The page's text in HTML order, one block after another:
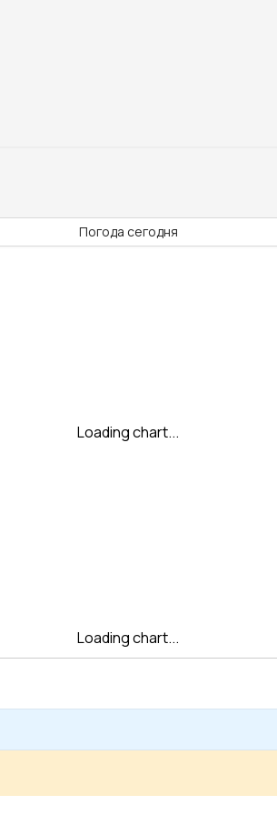
Погода сегодня
Loading chart...
Loading chart...